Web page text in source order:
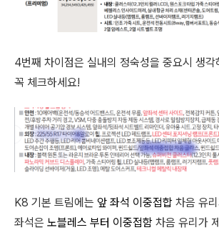
4번째 차이점은 실내의 정숙성을 중요시 생각
꼭 체크하세요!
K8 기본 트림에는 앞 좌석 이중접합 차음 유
좌석은 노블레스 부터 이중접함 차음 유리가